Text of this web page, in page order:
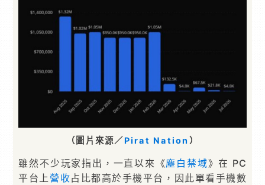
（圖片來源／ Pirat Nation ）
雖然不少玩家指出，一直以來《塵白禁域》在 PC
平台上 營收占比都高於手機平台，因此單看手機數